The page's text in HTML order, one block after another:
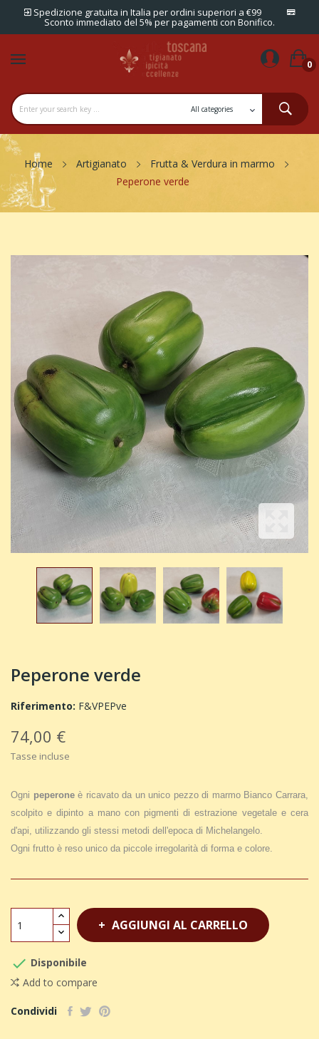
Spedizione gratuita in Italia per ordini superiori a €99
Sconto immediato del 5% per pagamenti con Bonifico.
0
Home Artigianato
Frutta & Verdura in marmo
Peperone verde
Peperone verde
Riferimento: F&VPEPve
74,00 €
Tasse incluse
Ogni peperoneè ricavato da un unico pezzo di marmo Bianco Carrara,
scolpito e dipinto a mano con pigmenti di estrazione vegetale e cera
d'api, utilizzando gli stessi metodi dell'epoca di Michelangelo.
Ogni frutto è reso unico da piccole irregolarità di forma e colore.
AGGIUNGI AL CARRELLO
 Disponibile
Add to compare
Condividi